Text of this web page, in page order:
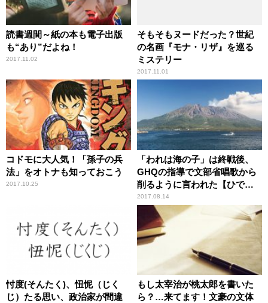
読書週間～紙の本も電子出版
も“あり”だよね！
2017.11.02
そもそもヌードだった？世紀
の名画『モナ・リザ』を巡る
ミステリー
2017.11.01
コドモに大人気！「孫子の兵
法」をオトナも知っておこう
2017.10.25
「われは海の子」は終戦後、
GHQの指導で文部省唱歌から
削るように言われた【ひでた
けのやじうま好奇心】
2017.08.14
忖度(そんたく)、忸怩（じく
じ）たる思い、政治家が間違
もし太宰治が桃太郎を書いた
ら？…来てます！文豪の文体